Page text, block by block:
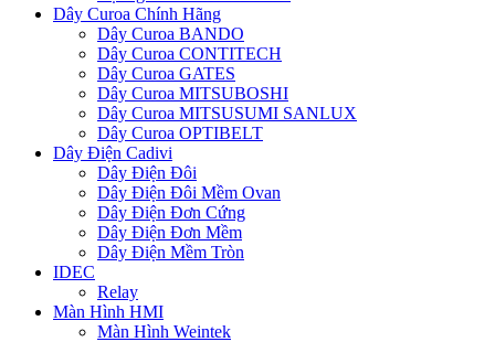
Dây Curoa Chính Hãng
Dây Curoa BANDO
Dây Curoa CONTITECH
Dây Curoa GATES
Dây Curoa MITSUBOSHI
Dây Curoa MITSUSUMI SANLUX
Dây Curoa OPTIBELT
Dây Điện Cadivi
Dây Điện Đôi
Dây Điện Đôi Mềm Ovan
Dây Điện Đơn Cứng
Dây Điện Đơn Mềm
Dây Điện Mềm Tròn
IDEC
Relay
Màn Hình HMI
Màn Hình Weintek